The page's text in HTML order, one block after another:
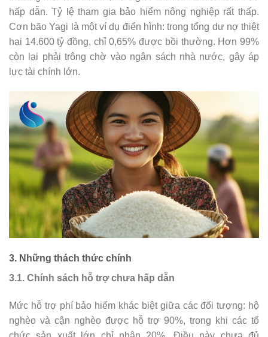
hấp dẫn. Tỷ lệ tham gia bảo hiểm nông nghiệp rất thấp.
Cơn bão Yagi là một ví dụ điển hình: trong tổng dư nợ thiệt
hại 14.600 tỷ đồng, chỉ 0,65% được bồi thường. Hơn 99%
còn lại phải trông chờ vào ngân sách nhà nước, gây áp
lực tài chính lớn.
3. Những thách thức chính
3.1. Chính sách hỗ trợ chưa hấp dẫn
Mức hỗ trợ phí bảo hiểm khác biệt giữa các đối tượng: hộ
nghèo và cận nghèo được hỗ trợ 90%, trong khi các tổ